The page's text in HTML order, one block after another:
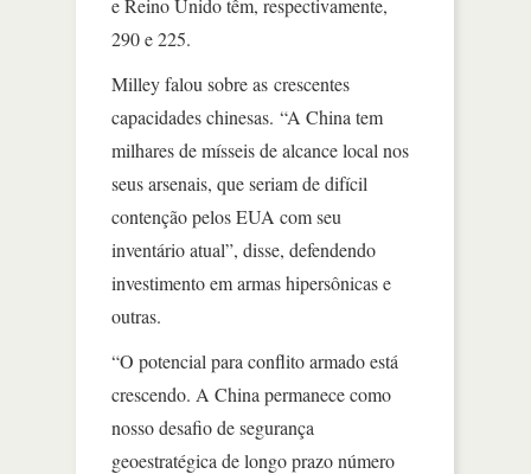
290 e 225.
Milley falou sobre as crescentes
capacidades chinesas. “A China tem
milhares de mísseis de alcance local nos
seus arsenais, que seriam de difícil
contenção pelos EUA com seu
inventário atual”, disse, defendendo
investimento em armas hipersônicas e
outras.
“O potencial para conflito armado está
crescendo. A China permanece como
nosso desafio de segurança
geoestratégica de longo prazo número